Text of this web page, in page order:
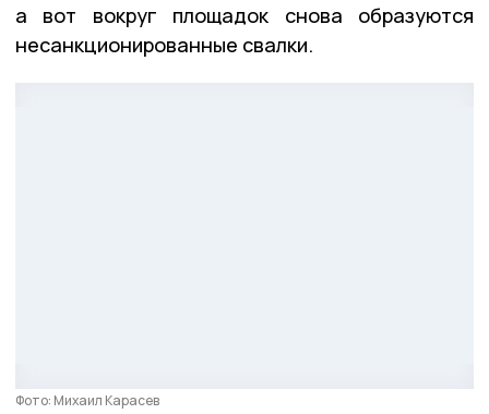
а вот вокруг площадок снова образуются
несанкционированные свалки.
Фото: Михаил Карасев